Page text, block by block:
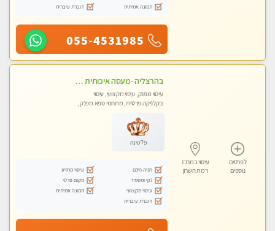
תמונה אמיתית
דוברת עיברית
055-4531985
לפרטים
נוספים
עיסוי במרכז
רמת השרון
בהרצליה -מעסה איכותית מקצועית ומפנקת. פרטי לחלוטין !טל-053-6214433
עיסוי מפנק, עיסוי מקצועי, עיסוי
בקלניקה פרטית, מתחמי ספא מפנק,
פלטינה
חניה חינם
עיסוי מרגיע
נקי ומסודר
מקום פרטי
עיסוי מקצועי
תמונה אמיתית
דוברת עיברית